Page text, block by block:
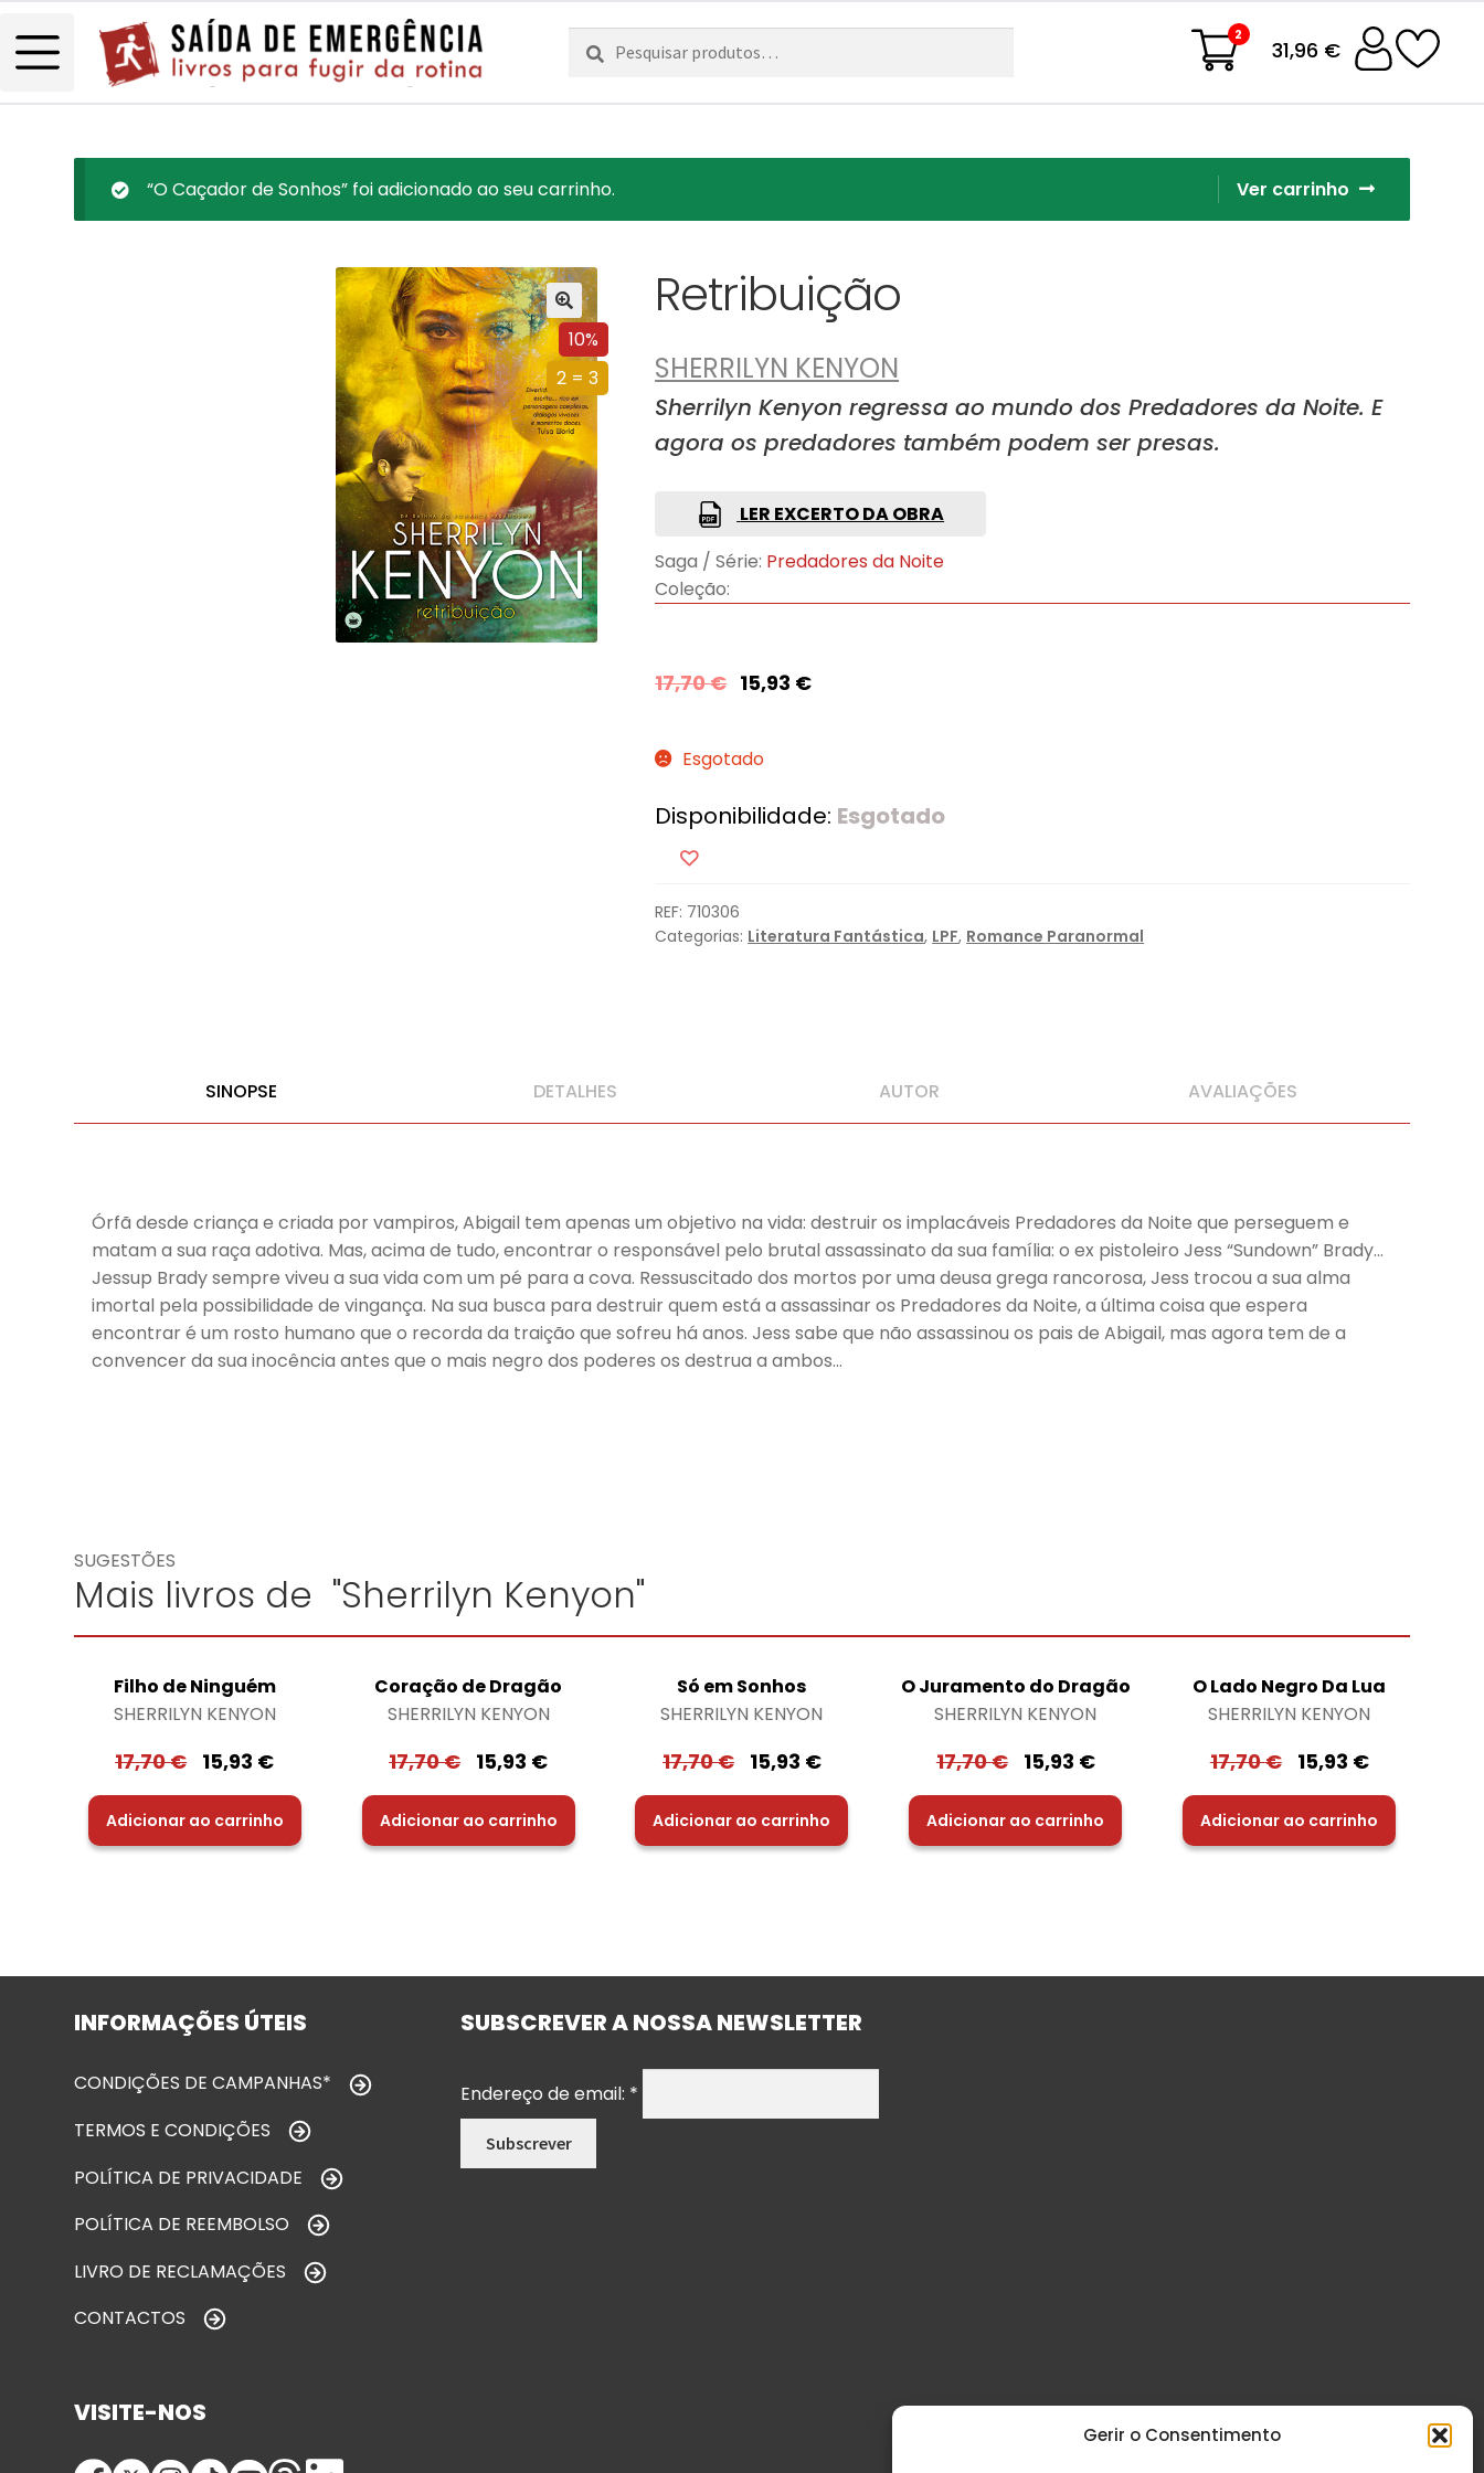
Gerir o Consentimento
Pesquisar
por:
Pesquisa 2
31,96 €
Ver carrinho
“O Caçador de Sonhos” foi adicionado ao seu carrinho.
10%
2 = 3
Retribuição
SHERRILYN KENYON
Sherrilyn Kenyon regressa ao mundo dos Predadores da Noite. E
agora os predadores também podem ser presas.
LER EXCERTO DA OBRA
Saga / Série: Predadores da Noite
Coleção:
17,70€ 15,93 €
Esgotado
Disponibilidade: Esgotado
REF: 710306
Categorias: Literatura Fantástica, LPF, Romance Paranormal
SINOPSE DETALHES AUTOR AVALIAÇÕES
Órfã desde criança e criada por vampiros, Abigail tem apenas um objetivo na vida: destruir os implacáveis Predadores da Noite que perseguem e
matam a sua raça adotiva. Mas, acima de tudo, encontrar o responsável pelo brutal assassinato da sua família: o ex pistoleiro Jess “Sundown” Brady…
Jessup Brady sempre viveu a sua vida com um pé para a cova. Ressuscitado dos mortos por uma deusa grega rancorosa, Jess trocou a sua alma
imortal pela possibilidade de vingança. Na sua busca para destruir quem está a assassinar os Predadores da Noite, a última coisa que espera
encontrar é um rosto humano que o recorda da traição que sofreu há anos. Jess sabe que não assassinou os pais de Abigail, mas agora tem de a
convencer da sua inocência antes que o mais negro dos poderes os destrua a ambos…
SUGESTÕES
Mais livros de "Sherrilyn Kenyon"
Filho de Ninguém
SHERRILYN KENYON
17,70€ 15,93 €
Adicionar ao carrinho
Coração de Dragão
SHERRILYN KENYON
17,70€ 15,93 €
Adicionar ao carrinho
Só em Sonhos
SHERRILYN KENYON
17,70€ 15,93 €
Adicionar ao carrinho
O Juramento do Dragão
SHERRILYN KENYON
17,70€ 15,93 €
Adicionar ao carrinho
O Lado Negro Da Lua
SHERRILYN KENYON
17,70€ 15,93 €
Adicionar ao carrinho
INFORMAÇÕES ÚTEIS
CONDIÇÕES DE CAMPANHAS*
TERMOS E CONDIÇÕES
POLÍTICA DE PRIVACIDADE
POLÍTICA DE REEMBOLSO
LIVRO DE RECLAMAÇÕES
CONTACTOS
SUBSCREVER A NOSSA NEWSLETTER
Endereço de email: *
VISITE-NOS